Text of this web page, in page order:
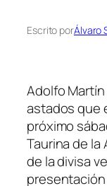
Escrito porÁlvaro
Adolfo
astados que
próximo
Taurina de la
de la divisa